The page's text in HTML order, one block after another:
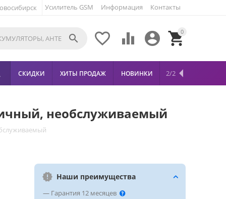
Усилитель GSM Информация Контакты
0


 

СКИДКИ ХИТЫ ПРОДАЖ НОВИНКИ 2/2
необслуживаемый
Наши преимущества
— Гарантия 12 месяцев